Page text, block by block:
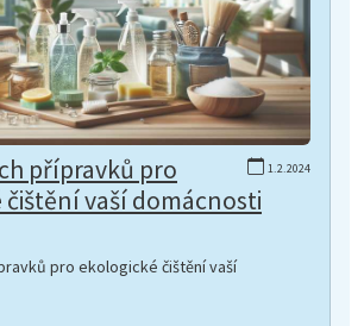
1.2.2024
přípravků pro
čištění vaší domácnosti
pro ekologické čištění vaší